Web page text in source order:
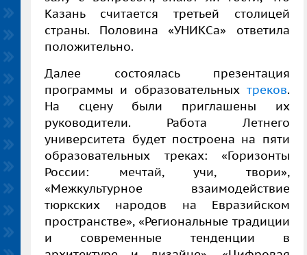
Казань считается третьей столицей
страны. Половина «УНИКСа» ответила
положительно.
Далее состоялась презентация
программы и образовательных треков.
На сцену были приглашены их
руководители. Работа Летнего
университета будет построена на пяти
образовательных треках: «Горизонты
России: мечтай, учи, твори»,
«Межкультурное взаимодействие
тюркских народов на Евразийском
пространстве», «Региональные традиции
и современные тенденции в